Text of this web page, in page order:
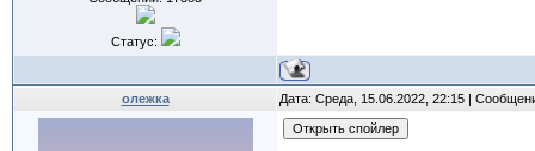
Статус:
олежка Дата: Среда, 15.06.2022, 22:15 |